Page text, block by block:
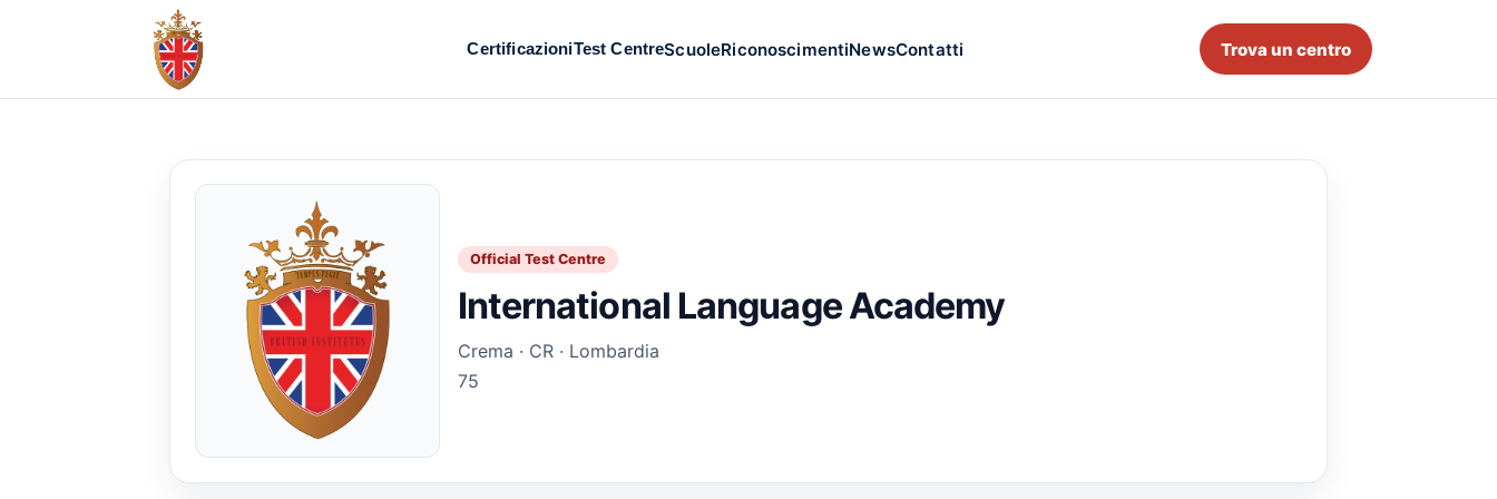
CertificazioniTest CentreScuoleRiconoscimentiNewsContatti Trova un centro
Official Test Centre
International Language Academy
Crema · CR · Lombardia
75